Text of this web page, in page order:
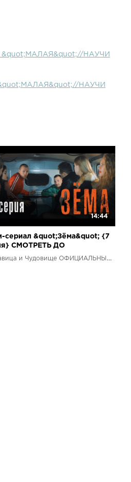
&quot;МАЛАЯ&quot;//НАУЧИ
НАУЧИ
14:44
сериал &quot;Зёма&quot; {7
СМОТРЕТЬ ДО
Mini-series
Красавица и Чудовище ОФИЦИАЛЬНЫЙ КАНАЛ